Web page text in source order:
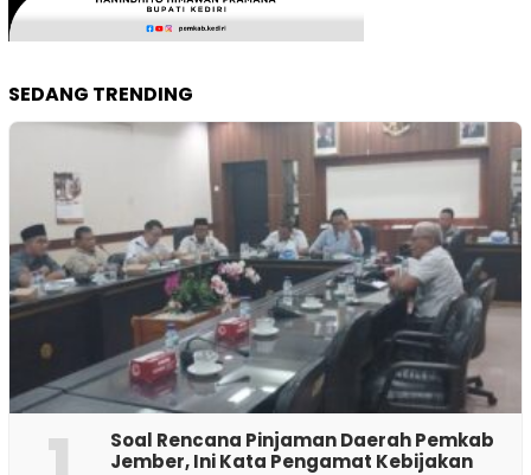
SEDANG TRENDING
‎Soal Rencana Pinjaman Daerah Pemkab
Jember, Ini Kata Pengamat Kebijakan ‎